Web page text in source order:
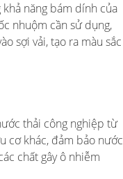
năng bám dính của
nhuộm cần sử dụng,
sợi vải, tạo ra màu sắc
thải công nghiệp từ
cơ khác, đảm bảo nước
chất gây ô nhiễm